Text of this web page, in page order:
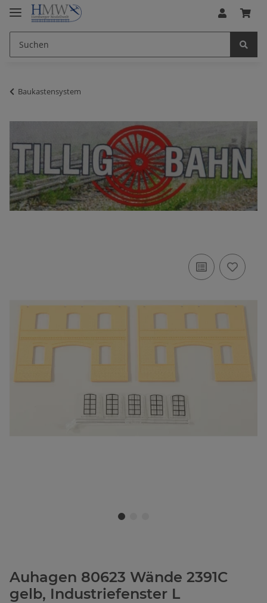
Baukastensystem
Auhagen 80623 Wände 2391C
gelb, Industriefenster L